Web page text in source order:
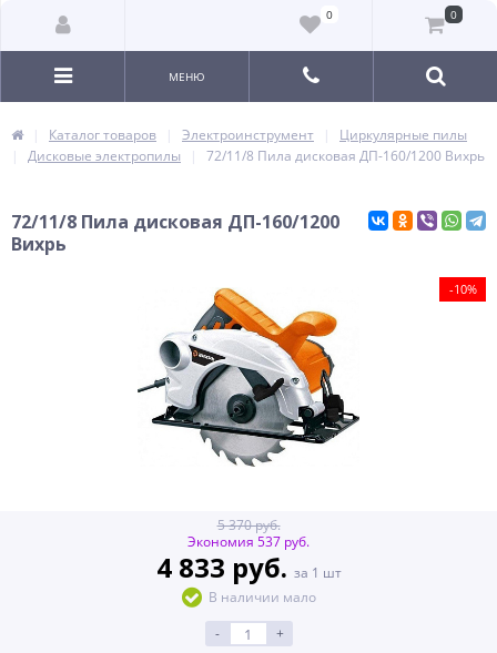
0 0
МЕНЮ
Каталог товаров Электроинструмент
Циркулярные пилы
Дисковые электропилы
72/11/8 Пила дисковая ДП-160/1200 Вихрь
72/11/8 Пила дисковая ДП-160/1200
Вихрь
-10%
5 370 руб.
Экономия 537 руб.
4 833 руб. за 1 шт
В наличии мало
-
+